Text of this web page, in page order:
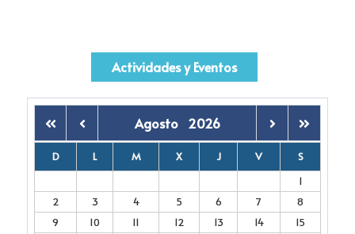
Actividades y Eventos
Agosto 2026
D L M X J V
S
1
2
3 4 5 6 7
8
9
10 11 12 13 14
15